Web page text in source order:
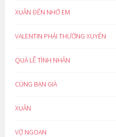
XUÂN ĐẾN NHỚ EM
VALENTIN PHẢI THƯỜNG XUYÊN
QUÀ LỄ TÌNH NHÂN
CÙNG BẠN GIÀ
XUÂN
VỢ NGOAN